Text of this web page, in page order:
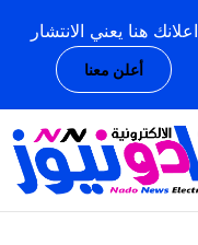
اعلانك هنا يعني الانتشار
أعلن معنا